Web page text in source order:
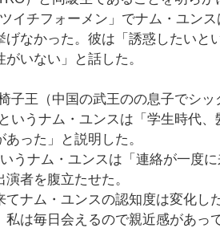
イチフォーメン」でナム・ユン
なかった。彼は「誘惑したいと
いない」と話した。
子王（中国の武王のの息子でシ
いうナム・ユンスは「学生時代
った」と説明した。
うナム・ユンスは「連絡が一度
者を腹立たせた。
ナム・ユンスの認知度は変化し
は毎日会えるので親近感があっ